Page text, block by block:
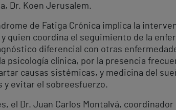
Dr. Koen Jerusalem.
de Fatiga Crónica implica la
quien coordina el seguimiento de la
diferencial con otras
psicología clínica, por la presencia
causas sistémicas, y medicina del
y evitar el sobreesfuerzo.
el Dr. Juan Carlos Montalvá,